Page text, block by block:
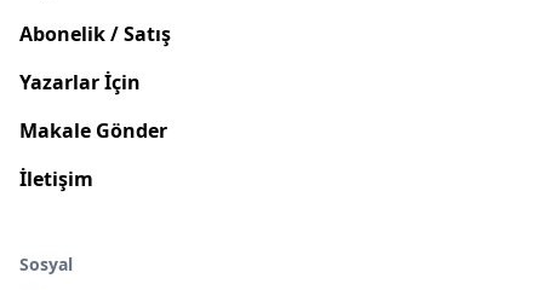
Abonelik / Satış
Yazarlar İçin
Makale Gönder
İletişim
Sosyal